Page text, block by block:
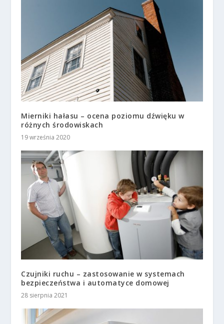
Mierniki hałasu – ocena poziomu dźwięku w
różnych środowiskach
19 września 2020
Czujniki ruchu – zastosowanie w systemach
bezpieczeństwa i automatyce domowej
28 sierpnia 2021